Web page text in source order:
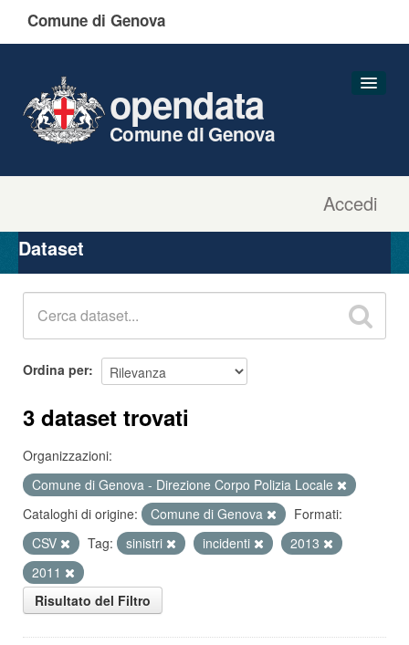
Comune di Genova
Accedi
opendata
Comune di Genova
Organizzazioni
Gruppi
Dataset
Ordina per
3 dataset trovati
Organizzazioni:
Comune di Genova - Direzione Corpo Polizia Locale
Cataloghi di origine:
Comune di Genova
Formati:
CSV
Tag: sinistri incidenti
2013
2011
Risultato del Filtro